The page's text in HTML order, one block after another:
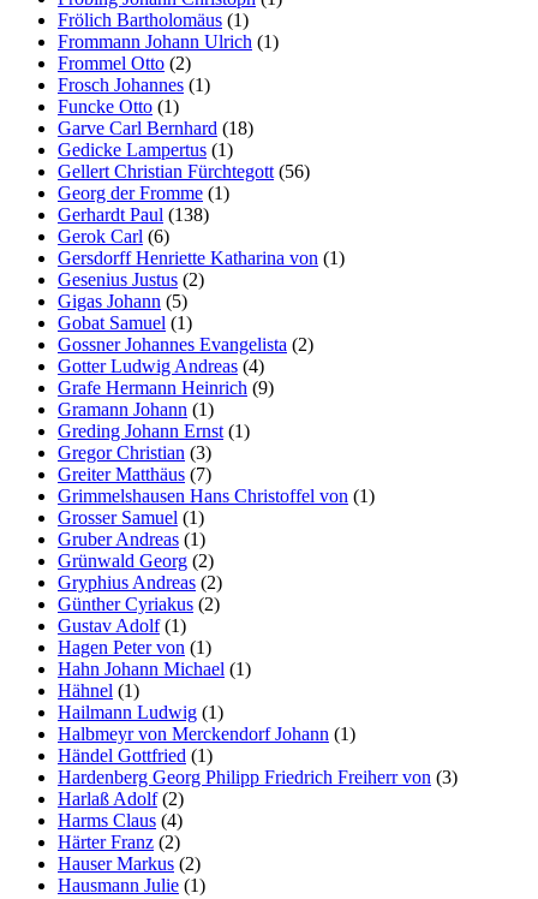
Frölich Bartholomäus (1)
Frommann Johann Ulrich (1)
Frommel Otto (2)
Frosch Johannes (1)
Funcke Otto (1)
Garve Carl Bernhard (18)
Gedicke Lampertus (1)
Gellert Christian Fürchtegott(56)
Georg der Fromme (1)
Gerhardt Paul (138)
Gerok Carl (6)
Gersdorff Henriette Katharina von (1)
Gesenius Justus (2)
Gigas Johann (5)
Gobat Samuel (1)
Gossner Johannes Evangelista (2)
Gotter Ludwig Andreas (4)
Grafe Hermann Heinrich (9)
Gramann Johann (1)
Greding Johann Ernst(1)
Gregor Christian (3)
Greiter Matthäus (7)
Grimmelshausen Hans Christoffel von (1)
Grosser Samuel (1)
Gruber Andreas (1)
Grünwald Georg (2)
Gryphius Andreas (2)
Günther Cyriakus (2)
Gustav Adolf(1)
Hagen Peter von (1)
Hahn Johann Michael (1)
Hähnel (1)
Hailmann Ludwig (1)
Halbmeyr von Merckendorf Johann (1)
Händel Gottfried (1)
Hardenberg Georg Philipp Friedrich Freiherr von (3)
Harlaß Adolf(2)
Harms Claus (4)
Härter Franz (2)
Hauser Markus (2)
Hausmann Julie (1)